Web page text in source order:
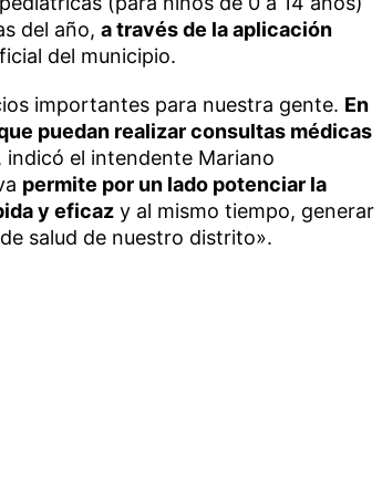
del año, a través de la aplicación
del municipio.
importantes para nuestra gente. En
puedan realizar consultas médicas
el intendente Mariano
permite por un lado potenciar la
y eficazy al mismo tiempo, generar
salud de nuestro distrito».